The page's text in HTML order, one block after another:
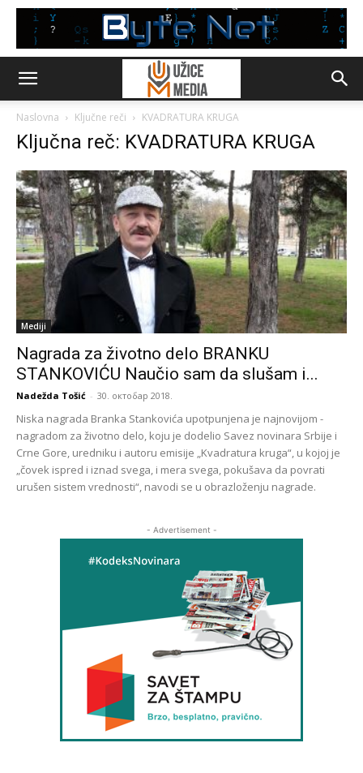
Naslovna Ključne reči KVADRATURA KRUGA
Ključna reč: KVADRATURA KRUGA
Mediji
Nagrada za životno delo BRANKU
STANKOVIĆU Naučio sam da slušam i...
Nadežda Tošić - 30. октобар 2018.
Niska nagrada Branka Stankovića upotpunjena je najnovijom -
nagradom za životno delo, koju je dodelio Savez novinara Srbije i
Crne Gore, uredniku i autoru emisije „Kvadratura kruga“, u kojoj je
„čovek ispred i iznad svega, i mera svega, pokušava da povrati
urušen sistem vrednosti“, navodi se u obrazloženju nagrade.
- Advertisement -